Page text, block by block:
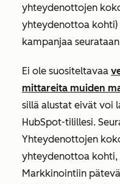
yhteydenottojen
yhteydenottoa
kampanjaa
Ei ole suositeltavaa
mittareita muiden
sillä alustat eivät voi
HubSpot-tilillesi.
Yhteydenottojen
yhteydenottoa kohti,
Markkinointiin